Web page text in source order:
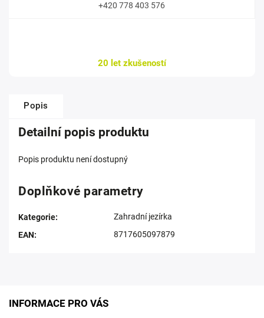
+420 778 403 576
20 let zkušeností
Popis
Detailní popis produktu
Popis produktu není dostupný
Doplňkové parametry
Kategorie:
Zahradní jezírka
EAN: 8717605097879
INFORMACE PRO VÁS